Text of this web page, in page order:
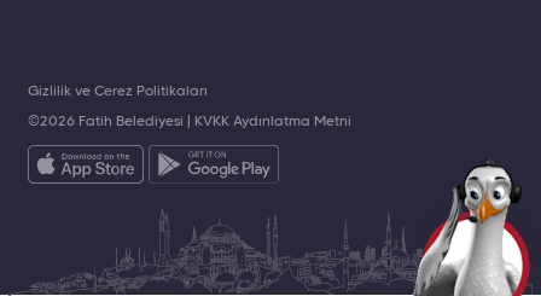
©2026 Fatih Belediyesi | KVKK Aydınlatma Metni
Gizlilik ve Çerez Politikaları